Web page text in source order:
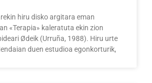
hiru disko argitara eman
«Terapia» kaleratuta ekin zion
Ødeik (Urruña, 1988). Hiru urte
duen estudioa egonkorturik,